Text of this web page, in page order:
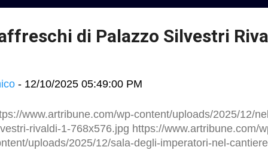
di-palazzo-de-caro.html https://studio.ruggero...
di Palazzo Silvestri
- 12/10/2025 05:49:00 PM
www.artribune.com/wp-content/uploads/2025/12/
rivaldi-1-768x576.jpg https://www.artribune.com/
uploads/2025/12/sala-degli-imperatori-nel-